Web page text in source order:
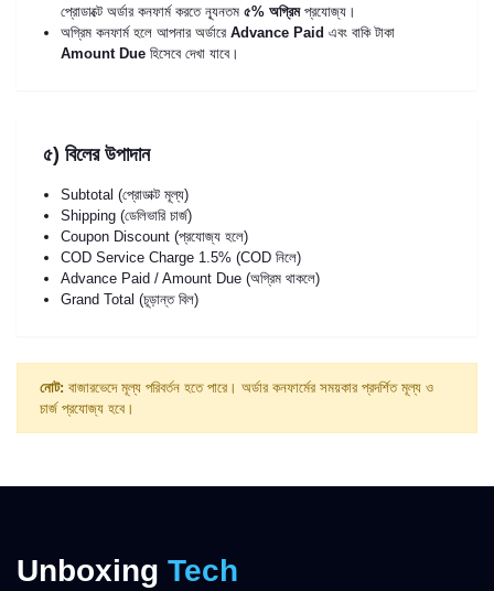
প্রোডাক্টে অর্ডার কনফার্ম করতে ন্যূনতম ৫% অগ্রিমপ্রযোজ্য।
অগ্রিম কনফার্ম হলে আপনার অর্ডারে Advance Paid এবং বাকি টাকা
Amount Due হিসেবে দেখা যাবে।
৫) বিলের উপাদান
Subtotal (প্রোডাক্ট মূল্য)
Shipping (ডেলিভারি চার্জ)
Coupon Discount (প্রযোজ্য হলে)
COD Service Charge 1.5% (COD নিলে)
Advance Paid / Amount Due (অগ্রিম থাকলে)
Grand Total (চূড়ান্ত বিল)
নোট: বাজারভেদে মূল্য পরিবর্তন হতে পারে। অর্ডার কনফার্মের সময়কার প্রদর্শিত মূল্য ও
চার্জ প্রযোজ্য হবে।
Unboxing Tech